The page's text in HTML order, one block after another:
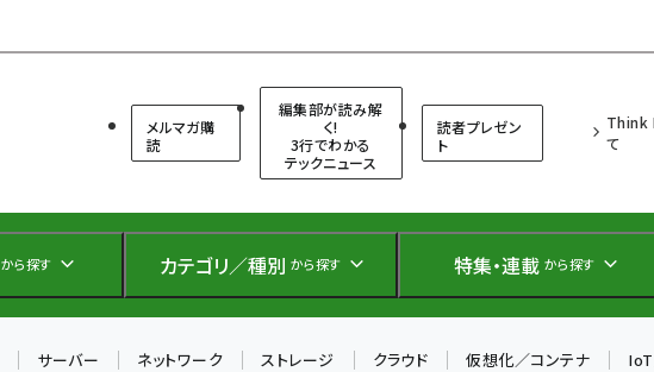
メルマガ購
読
編集部が読み解
く!
3行でわかる
テックニュース
読者プレゼン
ト
Think
て
から探す カテゴリ／種別 から探す 特集・連載 から探す
サーバー ネットワーク ストレージ クラウド 仮想化／コンテナ